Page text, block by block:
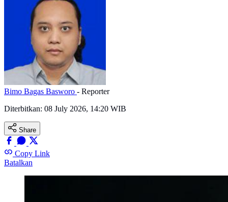
Bimo Bagas Basworo - Reporter
Diterbitkan: 08 July 2026, 14:20 WIB
Share
Copy Link
Batalkan